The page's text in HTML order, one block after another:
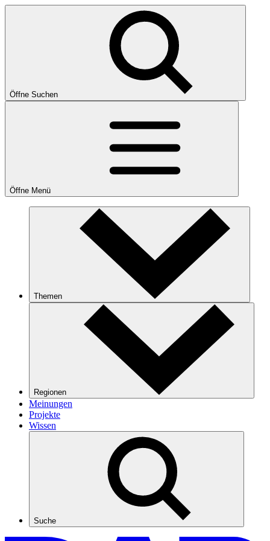
Öffne Suchen
Öffne Menü
Themen
Regionen
Meinungen
Projekte
Wissen
Suche